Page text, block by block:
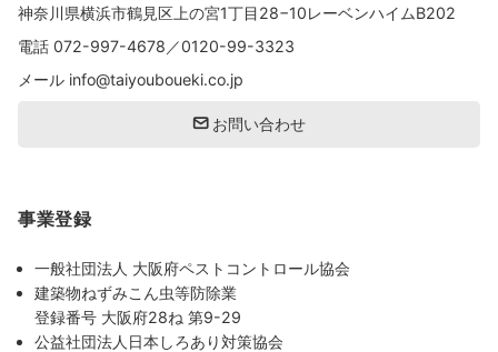
神奈川県横浜市鶴見区上の宮1丁目28−10レーベンハイムB202
電話 072-997-4678 ／0120-99-3323
メール info@taiyouboueki.co.jp
お問い合わせ
事業登録
一般社団法人 大阪府ペストコントロール協会
建築物ねずみこん虫等防除業
登録番号 大阪府28ね 第9-29
公益社団法人日本しろあり対策協会